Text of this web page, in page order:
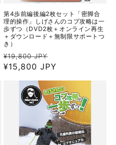
第4歩前編後編2枚セット「密脚合
理的操作」しげさんのコブ攻略は一
歩ずつ（DVD2枚＋オンライン再生
＋ダウンロード＋無制限サポートつ
き）
通
常
¥19,800 JPY
ー
価
格
¥15,800 JPY